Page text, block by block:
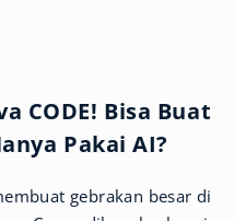
CODE! Bisa Buat
Pakai AI?
gebrakan besar di